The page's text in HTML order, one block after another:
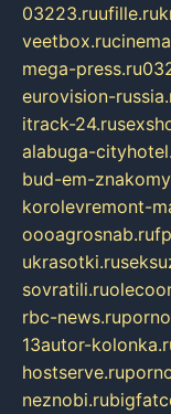
03223.ruufille.ru
veetbox.ru
mega-press.ru
eurovision-
itrack-24.ru
alabuga-
bud-em-
korolevremont-
oooagrosnab.ru
ukrasotki.ru
sovratili.ru
rbc-news.ru
13autor-
hostserve.ru
neznobi.ru